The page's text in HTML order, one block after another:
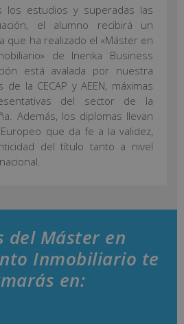
los estudios y superadas las
el alumno recibirá un
que ha realizado el «Máster en
de Inenka Business
está avalada por nuestra
la CECAP y AEEN, máximas
del sector de la
Además, los diplomas llevan
que da fe a la validez,
del título tanto a nivel
del Máster en
Inmobiliario te
en: